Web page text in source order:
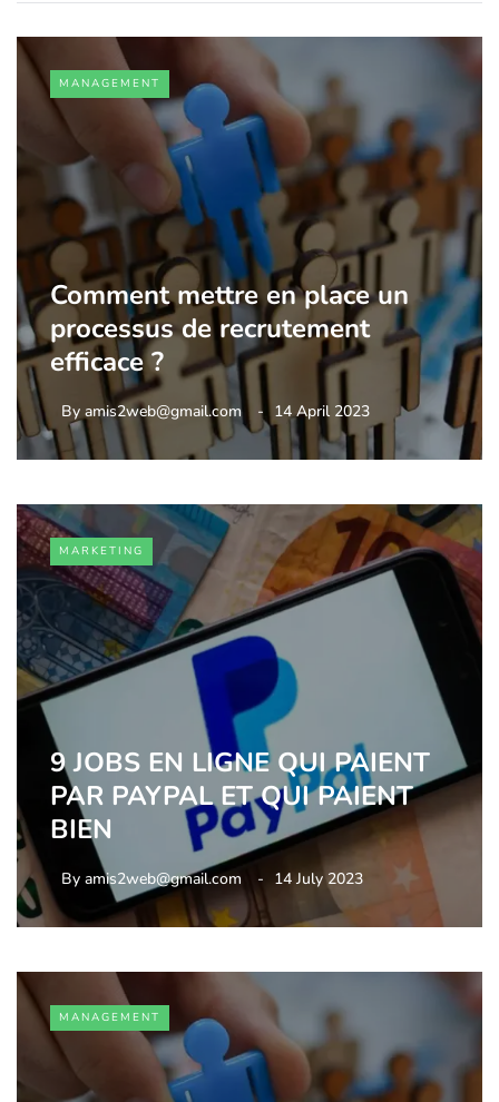
MANAGEMENT
Comment mettre en place un
processus de recrutement
efficace ?
By amis2web@gmail.com 14 April 2023
MARKETING
9 JOBS EN LIGNE QUI PAIENT
PAR PAYPAL ET QUI PAIENT
BIEN
By amis2web@gmail.com 14 July 2023
MANAGEMENT